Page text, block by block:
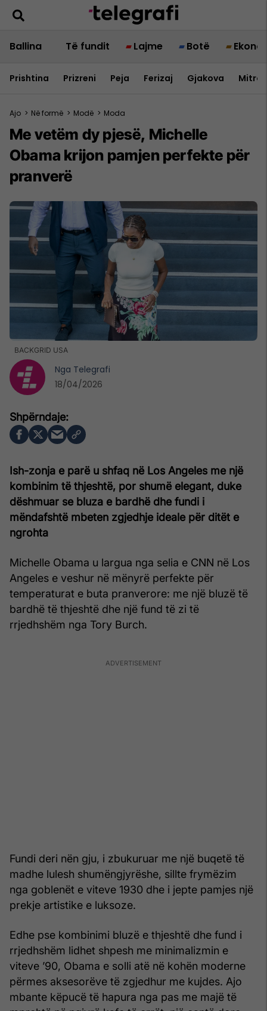
Ballina Të fundit Lajme Botë
Prishtina Prizreni Peja Ferizaj Gjakova
Ajo > Në formë > Modë > Moda
Me vetëm dy pjesë, Michelle
Obama krijon pamjen perfekte për
pranverë
BACKGRID USA
Ish-zonja e parë u shfaq në Los Angeles me një
kombinim të thjeshtë, por shumë elegant, duke
dëshmuar se bluza e bardhë dhe fundi i
mëndafshtë mbeten zgjedhje ideale për ditët e
ngrohta
Michelle Obama u largua nga selia e CNN në Los
Angeles e veshur në mënyrë perfekte për
temperaturat e buta pranverore: me një bluzë të
bardhë të thjeshtë dhe një fund të zi të
rrjedhshëm nga Tory Burch.
Fundi deri nën gju, i zbukuruar me një buqetë të
madhe lulesh shumëngjyrëshe, sillte frymëzim
nga goblenët e viteve 1930 dhe i jepte pamjes një
prekje artistike e luksoze.
Edhe pse kombinimi bluzë e thjeshtë dhe fund i
rrjedhshëm lidhet shpesh me minimalizmin e
viteve ’90, Obama e solli atë në kohën moderne
përmes aksesorëve të zgjedhur me kujdes. Ajo
mbante këpucë të hapura nga pas me majë të
Nga Telegrafi
18/04/2026